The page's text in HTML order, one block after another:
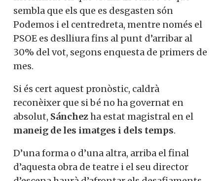
sembla que els que es desgasten són
Podemos i el centredreta, mentre només el
PSOE es deslliura fins al punt d’arribar al
30% del vot, segons enquesta de primers de
mes.
Si és cert aquest pronòstic, caldrà
reconèixer que si bé no ha governat en
absolut, Sánchezha estat magistral en el
maneig de les imatges i dels temps.
D’una forma o d’una altra, arriba el final
d’aquesta obra de teatre i el seu director